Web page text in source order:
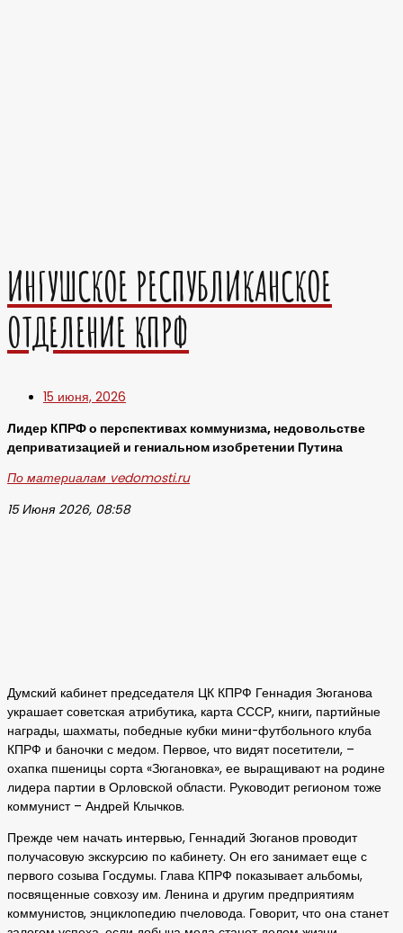
ИНГУШСКОЕ РЕСПУБЛИКАНСКОЕ
ОТДЕЛЕНИЕ КПРФ
15 июня, 2026
Лидер КПРФ о перспективах коммунизма, недовольстве
деприватизацией и гениальном изобретении Путина
По материалам vedomosti.ru
15 Июня 2026, 08:58
Думский кабинет председателя ЦК КПРФ Геннадия Зюганова
украшает советская атрибутика, карта СССР, книги, партийные
награды, шахматы, победные кубки мини-футбольного клуба
КПРФ и баночки с медом. Первое, что видят посетители, –
охапка пшеницы сорта «Зюгановка», ее выращивают на родине
лидера партии в Орловской области. Руководит регионом тоже
коммунист – Андрей Клычков.
Прежде чем начать интервью, Геннадий Зюганов проводит
получасовую экскурсию по кабинету. Он его занимает еще с
первого созыва Госдумы. Глава КПРФ показывает альбомы,
посвященные совхозу им. Ленина и другим предприятиям
коммунистов, энциклопедию пчеловода. Говорит, что она станет